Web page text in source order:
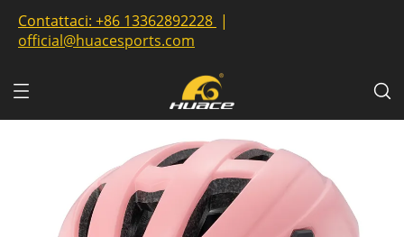
Contattaci: +86 13362892228 |
official@huacesports.com